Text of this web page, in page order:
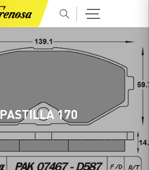
PASTILLA 170